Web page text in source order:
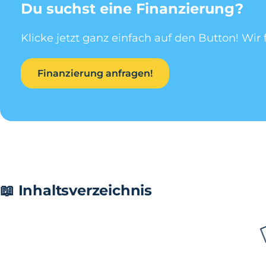
Du suchst eine Finanzierung?
Klicke jetzt ganz einfach auf den Button! Wir
Finanzierung anfragen!
📖 Inhaltsverzeichnis